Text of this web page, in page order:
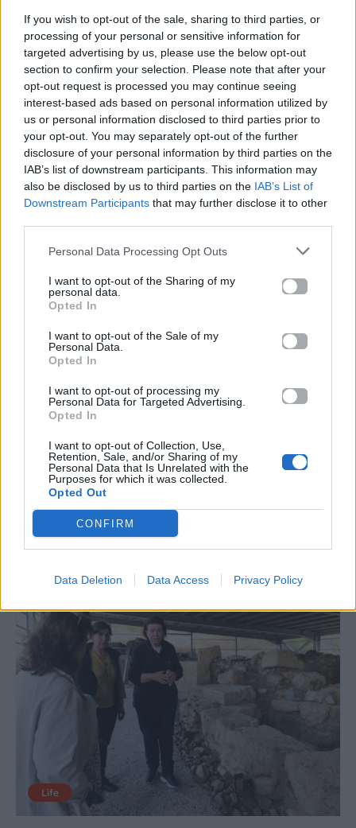
If you wish to opt-out of the sale, sharing to third parties, or
processing of your personal or sensitive information for
targeted advertising by us, please use the below opt-out
section to confirm your selection. Please note that after your
opt-out request is processed you may continue seeing
interest-based ads based on personal information utilized by
us or personal information disclosed to third parties prior to
your opt-out. You may separately opt-out of the further
disclosure of your personal information by third parties on the
IAB’s list of downstream participants. This information may
also be disclosed by us to third parties on the IAB’s List of
Downstream Participants that may further disclose it to other
Personal Data Processing Opt Outs
I want to opt-out of the Sharing of my
personal data.
Opted In
I want to opt-out of the Sale of my
Personal Data.
Opted In
I want to opt-out of processing my
Personal Data for Targeted Advertising.
Opted In
I want to opt-out of Collection, Use,
Retention, Sale, and/or Sharing of my
Personal Data that Is Unrelated with the
Purposes for which it was collected.
Opted Out
CONFIRM
Data Deletion Data Access Privacy Policy
Life
Πού να μην
κολυμπήσεις στην
Αττική: Οι 29
ακατάλληλες παραλίες
Life
AKTOR: Δίπλα στους
νέους επιστήμονες με
το πρόγραμμα
AKTOR4TheFuture
EUROVISION
ΕΡΤ: Εντυπωσιακή
αύξηση κερδοφορίας
στη φετινή Eurovision
20.05.2026
Go out
Ηλεκτρικά πατίνια:
Μεταφορικό μέσο ή
«παγίδα» θανάτου;
Οδηγός ασφαλούς
Life